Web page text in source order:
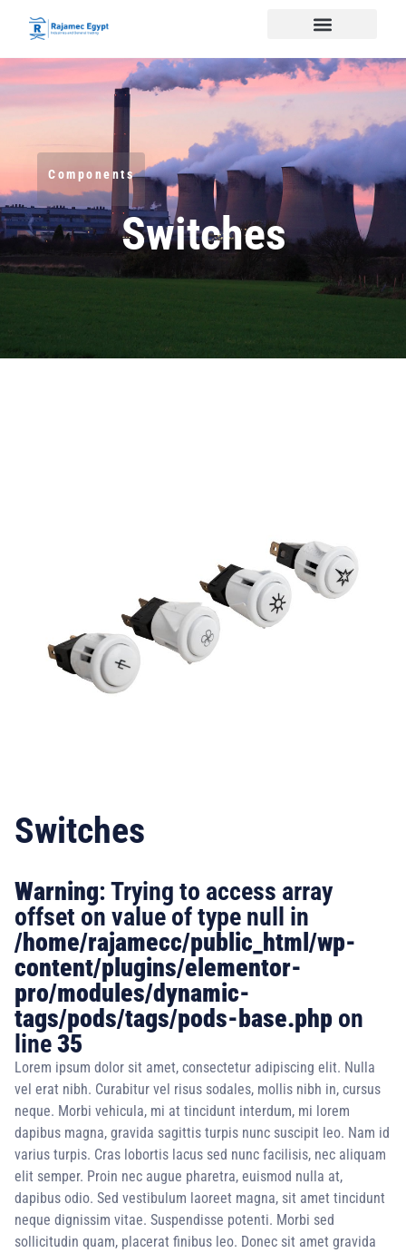
Components
Switches
Switches
Warning: Trying to access array
offset on value of type null in
/home/rajamecc/public_html/wp-
content/plugins/elementor-
pro/modules/dynamic-
tags/pods/tags/pods-base.php on
line35
Lorem ipsum dolor sit amet, consectetur adipiscing elit. Nulla
vel erat nibh. Curabitur vel risus sodales, mollis nibh in, cursus
neque. Morbi vehicula, mi at tincidunt interdum, mi lorem
dapibus magna, gravida sagittis turpis nunc suscipit leo. Nam id
varius turpis. Cras lobortis lacus sed nunc facilisis, nec aliquam
elit semper. Proin nec augue pharetra, euismod nulla at,
dapibus odio. Sed vestibulum laoreet magna, sit amet tincidunt
neque dignissim vitae. Suspendisse potenti. Morbi sed
sollicitudin quam, placerat finibus leo. Donec sit amet gravida